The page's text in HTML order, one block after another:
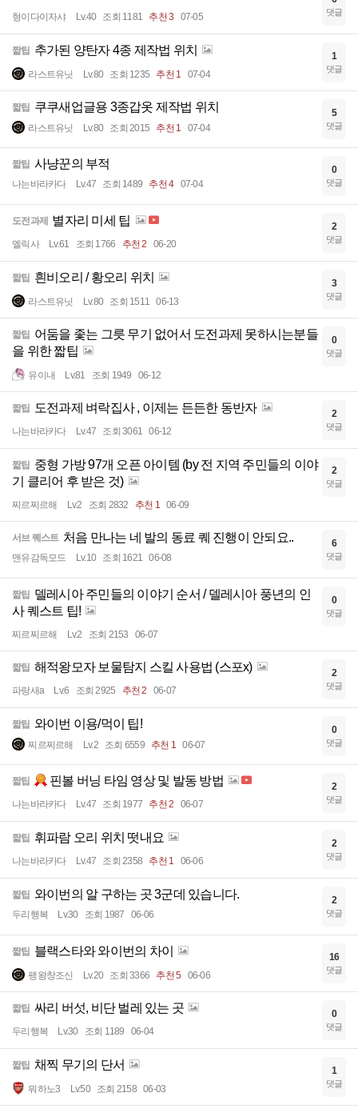
형이다이자샤 Lv.40 조회 1181 추천 3 07-05 댓글
짧팁 추가된 양탄자 4종 제작법 위치
라스트유닛 Lv.80 조회 1235 추천 1 07-04
1
댓글
짧팁 쿠쿠새업글용 3종갑옷 제작법 위치
라스트유닛 Lv.80 조회 2015 추천 1 07-04
5
댓글
짧팁 사냥꾼의 부적
나는바라카다 Lv.47 조회 1489 추천 4 07-04
0
댓글
도전과제 별자리 미세 팁
엘릭사 Lv.61 조회 1766 추천 2 06-20
2
댓글
짧팁 흰비오리 / 황오리 위치
라스트유닛 Lv.80 조회 1511 06-13
3
댓글
짧팁 어둠을 좇는 그릇 무기 없어서 도전과제 못하시는분들
을 위한 짧팁
유이내 Lv.81 조회 1949 06-12
0
댓글
짧팁 도전과제 벼락집사 , 이제는 든든한 동반자
나는바라카다 Lv.47 조회 3061 06-12
2
댓글
짧팁 중형 가방 97개 오픈 아이템 (by 전 지역 주민들의 이야
기 클리어 후 받은 것)
찌르찌르해 Lv.2 조회 2832 추천 1 06-09
2
댓글
서브 퀘스트 처음 만나는 네 발의 동료 퀘 진행이 안되요..
맨유감독모드 Lv.10 조회 1621 06-08
6
댓글
짧팁 델레시아 주민들의 이야기 순서 / 델레시아 풍년의 인
사 퀘스트 팁!
찌르찌르해 Lv.2 조회 2153 06-07
0
댓글
짧팁 해적왕모자 보물탐지 스킬 사용법 (스포x)
파랑새a Lv.6 조회 2925 추천 2 06-07
2
댓글
짧팁 와이번 이용/먹이 팁!
찌르찌르해 Lv.2 조회 6559 추천 1 06-07
0
댓글
짧팁 핀볼 버닝 타임 영상 및 발동 방법
나는바라카다 Lv.47 조회 1977 추천 2 06-07
2
댓글
짧팁 휘파람 오리 위치 떳내요
나는바라카다 Lv.47 조회 2358 추천 1 06-06
2
댓글
짧팁 와이번의 알 구하는 곳 3군데 있습니다.
두리행복 Lv.30 조회 1987 06-06
2
댓글
짧팁 블랙스타와 와이번의 차이
팽왕창조신 Lv.20 조회 3366 추천 5 06-06
16
댓글
짧팁 싸리 버섯, 비단 벌레 있는 곳
두리행복 Lv.30 조회 1189 06-04
0
댓글
짧팁 채찍 무기의 단서
뭐하노3 Lv.50 조회 2158 06-03
1
댓글